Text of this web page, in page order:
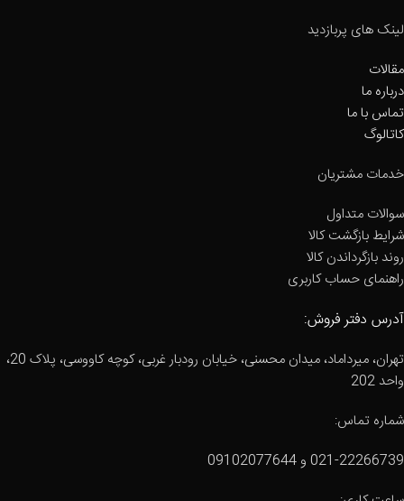
لینک های پربازدید
مقالات
درباره ما
تماس با ما
کاتالوگ
خدمات مشتریان
سوالات متداول
شرایط بازگشت کالا
روند بازگرداندن کالا
راهنمای حساب کاربری
آدرس دفتر فروش:
تهران، میرداماد، میدان محسنی، خیابان رودبار غربی، کوچه کاووسی، پلاک 20،
واحد 202
شماره تماس:
021-22266739 و 09102077644